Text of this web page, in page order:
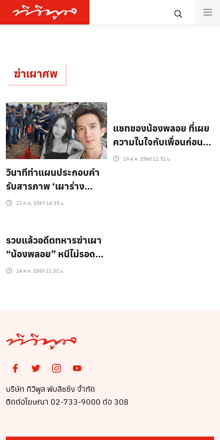
ฆ่าเผาศพ
วินาทีทำแผนประกอบคำ
รับสารภาพ ‘เผาร่าง
นุ่น’กลางป่ายาง ชาวบ้าน
21 ก.พ. 2567 14:35 น.
แชทของน้องพลอย ที่เผย
ความในใจกับเพื่อนก่อนจะ
โดนสังหาร
19 ส.ค. 2560 11:31 น.
รวบแล้วอดีตทหารฆ่าเผา
“น้องพลอย” หนีไม่รอด
แม้ศัลยกรรมหน้าใหม่
14 ส.ค. 2560 11:32 น.
บริษัท ทีวีพูล พับลิชชิ่ง จำกัด
ติดต่อโฆษณา 02-733-9000 ต่อ 308